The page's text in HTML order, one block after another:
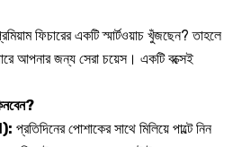
ফিচারের একটি স্মার্টওয়াচ খুঁজছেন? তাহলে
আপনার জন্য সেরা চয়েস। একটি বক্সেই
প্রতিদিনের পোশাকের সাথে মিলিয়ে পাল্টে নিন